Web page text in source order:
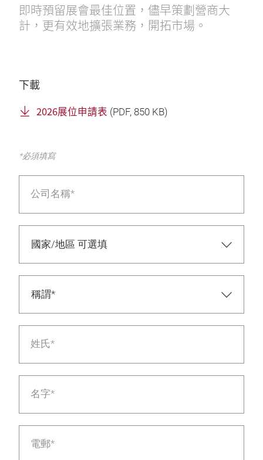
即時預留展會最佳位置，儘早策劃營商大
計，更有效地擴張業務，開拓市場。
下載
2026展位申請表 (PDF, 850 KB)
*必須填寫
公司名稱*
姓氏*
名字*
電郵*